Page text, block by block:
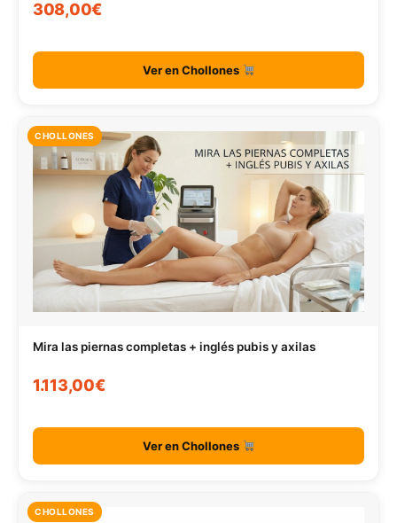
308,00€
Ver en Chollones
CHOLLONES
Mira las piernas completas + inglés pubis y axilas
1.113,00€
Ver en Chollones
CHOLLONES